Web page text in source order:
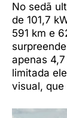
No sedã
de 101,7
591 km e
apenas
limitada
visual, que